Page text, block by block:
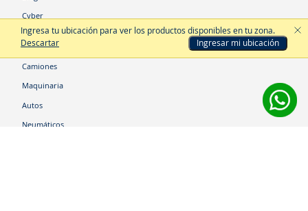
Ingresa tu ubicación para ver los productos disponibles en tu zona.
Descartar
Ingresar mi ubicación
Cyber
Categorías
Camiones
Maquinaria
Autos
Neumáticos